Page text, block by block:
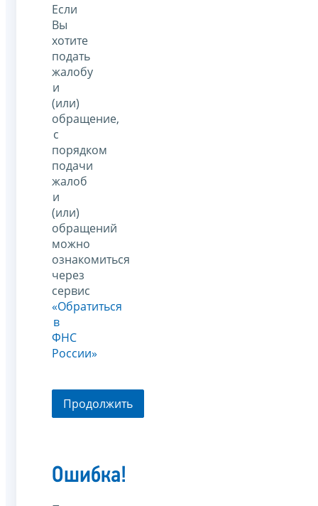
Если
Вы
хотите
подать
жалобу
и
(или)
обращение,
с
порядком
подачи
жалоб
и
(или)
обращений
можно
ознакомиться
через
сервис
«Обратиться
в
ФНС
России»
Продолжить
Ошибка!